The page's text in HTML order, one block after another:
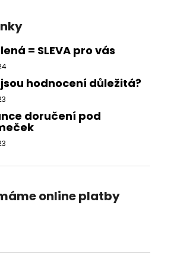
= SLEVA pro vás
hodnocení důležitá?
doručení pod
online platby